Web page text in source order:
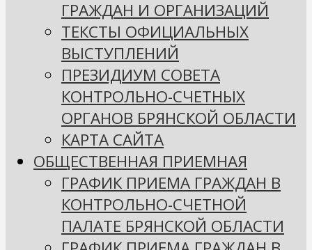
ГРАЖДАН И ОРГАНИЗАЦИЙ
ТЕКСТЫ ОФИЦИАЛЬНЫХ
ВЫСТУПЛЕНИЙ
ПРЕЗИДИУМ СОВЕТА
КОНТРОЛЬНО-СЧЕТНЫХ
ОРГАНОВ БРЯНСКОЙ ОБЛАСТИ
КАРТА САЙТА
ОБЩЕСТВЕННАЯ ПРИЕМНАЯ
ГРАФИК ПРИЕМА ГРАЖДАН В
КОНТРОЛЬНО-СЧЕТНОЙ
ПАЛАТЕ БРЯНСКОЙ ОБЛАСТИ